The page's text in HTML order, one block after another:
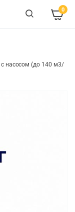
0
с насосом (до 140 м3/